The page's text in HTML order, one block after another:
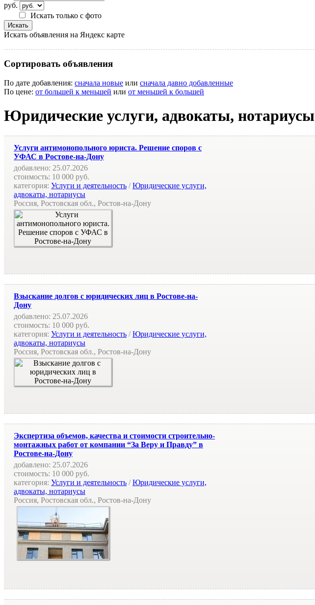
руб.
Искать только с фото
Искать объявления на Яндекс карте
Сортировать объявления
По дате добавления: сначала новые или сначала давно добавленные
По цене: от большей к меньшей или от меньшей к большей
Юридические услуги, адвокаты, нотариусы
Услуги антимонопольного юриста. Решение споров с
УФАС в Ростове-на-Дону
добавлено: 25.07.2026
стоимость: 10 000 руб.
категория: Услуги и деятельность /Юридические услуги,
адвокаты, нотариусы
Россия, Ростовская обл., Ростов-на-Дону
Взыскание долгов с юридических лиц в Ростове-на-
Дону
добавлено: 25.07.2026
стоимость: 10 000 руб.
категория: Услуги и деятельность /Юридические услуги,
адвокаты, нотариусы
Россия, Ростовская обл., Ростов-на-Дону
Экспертиза объемов, качества и стоимости строительно-
монтажных работ от компании “За Веру и Правду” в
Ростове-на-Дону
добавлено: 25.07.2026
стоимость: 10 000 руб.
категория: Услуги и деятельность /Юридические услуги,
адвокаты, нотариусы
Россия, Ростовская обл., Ростов-на-Дону